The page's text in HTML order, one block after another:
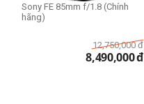
Sony FE 85mm f/1.8 (Chính
hãng)
12,750,000 đ
8,490,000đ